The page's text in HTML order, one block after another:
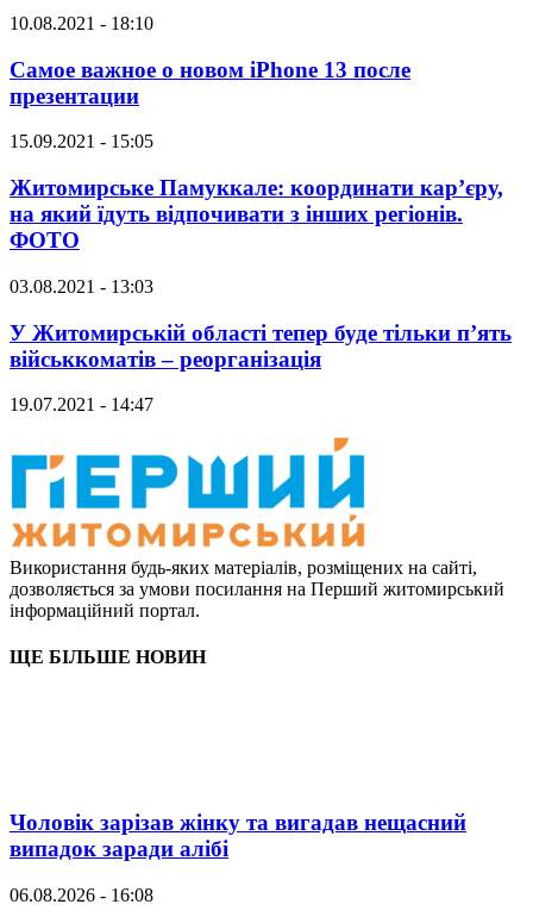
10.08.2021 - 18:10
Самое важное о новом iPhone 13 после
презентации
15.09.2021 - 15:05
Житомирське Памуккале: координати кар’єру,
на який їдуть відпочивати з інших регіонів.
ФОТО
03.08.2021 - 13:03
У Житомирській області тепер буде тільки п’ять
військкоматів – реорганізація
19.07.2021 - 14:47
Використання будь-яких матеріалів, розміщених на сайті,
дозволяється за умови посилання на Перший житомирський
інформаційний портал.
ЩЕ БІЛЬШЕ НОВИН
Чоловік зарізав жінку та вигадав нещасний
випадок заради алібі
06.08.2026 - 16:08